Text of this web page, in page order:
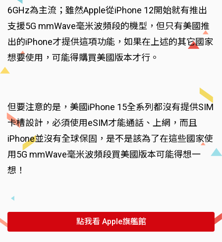
6GHz為主流；雖然Apple從iPhone 12開始就有推出
支援5G mmWave毫米波頻段的機型，但只有美國推
出的iPhone才提供這項功能，如果在上述的其它國家
想要使用，可能得購買美國版本才行。
但要注意的是，美國iPhone 15全系列都沒有提供SIM
卡槽設計，必須使用eSIM才能通話、上網，而且
iPhone並沒有全球保固，是不是該為了在這些國家使
用5G mmWave毫米波頻段買美國版本可能得想一
想！
點我看 Apple旗艦館